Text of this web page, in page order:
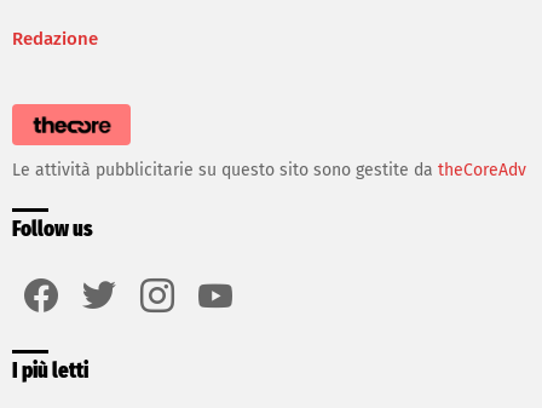
Redazione
Le attività pubblicitarie su questo sito sono gestite da theCoreAdv
Follow us
I più letti